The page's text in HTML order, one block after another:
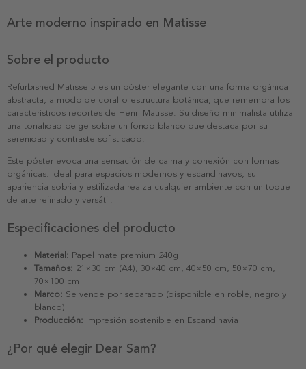
Arte moderno inspirado en Matisse
Sobre el producto
Refurbished Matisse 5 es un póster elegante con una forma orgánica
abstracta, a modo de coral o estructura botánica, que rememora los
característicos recortes de Henri Matisse. Su diseño minimalista utiliza
una tonalidad beige sobre un fondo blanco que destaca por su
serenidad y contraste sofisticado.
Este póster evoca una sensación de calma y conexión con formas
orgánicas. Ideal para espacios modernos y escandinavos, su
apariencia sobria y estilizada realza cualquier ambiente con un toque
de arte refinado y versátil.
Especificaciones del producto
Material: Papel mate premium 240g
Tamaños: 21×30 cm (A4), 30×40 cm, 40×50 cm, 50×70 cm,
70×100 cm
Marco: Se vende por separado (disponible en roble, negro y
blanco)
Producción: Impresión sostenible en Escandinavia
¿Por qué elegir Dear Sam?